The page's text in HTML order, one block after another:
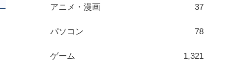
アニメ・漫画 37
パソコン 78
ゲーム 1,321